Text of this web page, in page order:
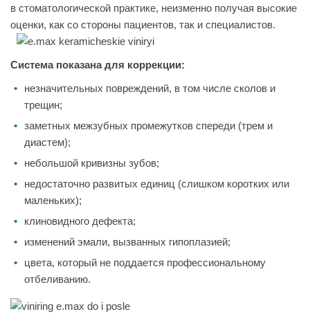
в стоматологической практике, неизменно получая высокие
оценки, как со стороны пациентов, так и специалистов.
Система показана для коррекции:
незначительных повреждений, в том числе сколов и
трещин;
заметных межзубных промежутков спереди (трем и
диастем);
небольшой кривизны зубов;
недостаточно развитых единиц (слишком коротких или
маленьких);
клиновидного дефекта;
изменений эмали, вызванных гипоплазией;
цвета, который не поддается профессиональному
отбеливанию.